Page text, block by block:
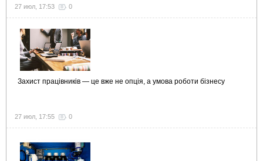
27 июл, 17:53 0
Захист працівників — це вже не опція, а умова роботи бізнесу
27 июл, 17:55 0